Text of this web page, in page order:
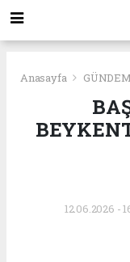
Anasayfa GÜNDEM
12.06.2026 -